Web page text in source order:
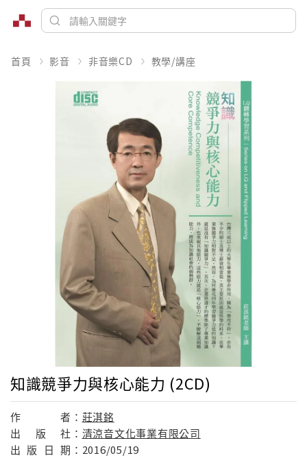
首頁 影音 非音樂CD 教學/講座
知識競爭力與核心能力 (2CD)
作 者： 莊淇銘
出
版 社： 清涼音文化事業有限公司
出 版 日 期： 2016/05/19